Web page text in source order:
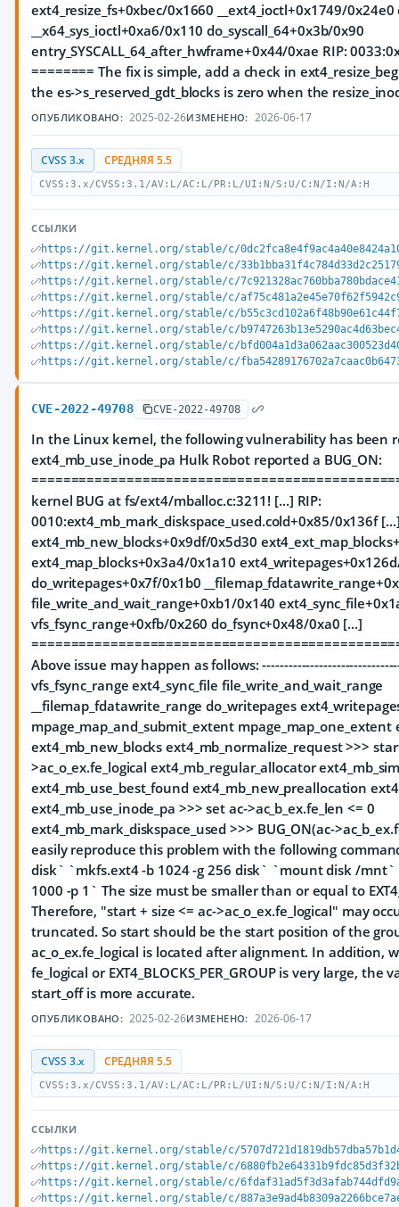
ext4_resize_fs+0xbec/0x1660 __ext4_ioctl+0x1749/
__x64_sys_ioctl+0xa6/0x110 do_syscall_64+0x3b/0x90
entry_SYSCALL_64_after_hwframe+0x44/0xae RIP:
======== The fix is simple, add a check in
the es->s_reserved_gdt_blocks is zero when the
ОПУБЛИКОВАНО: 2025-02-26ИЗМЕНЕНО: 2026-06-17
CVSS 3.x СРЕДНЯЯ 5.5
CVSS:3.x/CVSS:3.1/AV:L/AC:L/PR:L/UI:N/S:U/C:N/I:N/A:H
ССЫЛКИ
https://git.kernel.org/stable/c/
https://git.kernel.org/stable/c/
https://git.kernel.org/stable/c/
https://git.kernel.org/stable/c/
https://git.kernel.org/stable/c/
https://git.kernel.org/stable/c/
https://git.kernel.org/stable/c/
https://git.kernel.org/stable/c/
CVE-2022-49708 CVE-2022-49708
In the Linux kernel, the following vulnerability has been
ext4_mb_use_inode_pa Hulk Robot reported a BUG_ON:
kernel BUG at fs/ext4/mballoc.c:3211! [...] RIP:
0010:ext4_mb_mark_diskspace_used.cold+0x85/0x136f
ext4_mb_new_blocks+0x9df/0x5d30
ext4_map_blocks+0x3a4/0x1a10
do_writepages+0x7f/0x1b0
file_write_and_wait_range+0xb1/0x140
vfs_fsync_range+0xfb/0x260 do_fsync+0x48/0xa0 [...]
Above issue may happen as follows:
vfs_fsync_range ext4_sync_file file_write_and_wait_range
__filemap_fdatawrite_range do_writepages
mpage_map_and_submit_extent mpage_map_one_extent
ext4_mb_new_blocks ext4_mb_normalize_request >>>
>ac_o_ex.fe_logical ext4_mb_regular_allocator
ext4_mb_use_best_found ext4_mb_new_preallocation
ext4_mb_use_inode_pa >>> set ac->ac_b_ex.fe_len <= 0
ext4_mb_mark_diskspace_used >>> BUG_ON(ac-
easily reproduce this problem with the following
disk` `mkfs.ext4 -b 1024 -g 256 disk` `mount disk /mnt`
1000 -p 1` The size must be smaller than or equal to
Therefore, "start + size <= ac->ac_o_ex.fe_logical" may
truncated. So start should be the start position of the
ac_o_ex.fe_logical is located after alignment. In addition,
fe_logical or EXT4_BLOCKS_PER_GROUP is very large, the
start_off is more accurate.
ОПУБЛИКОВАНО: 2025-02-26ИЗМЕНЕНО: 2026-06-17
CVSS 3.x СРЕДНЯЯ 5.5
CVSS:3.x/CVSS:3.1/AV:L/AC:L/PR:L/UI:N/S:U/C:N/I:N/A:H
ССЫЛКИ
https://git.kernel.org/stable/c/
https://git.kernel.org/stable/c/
https://git.kernel.org/stable/c/
https://git.kernel.org/stable/c/